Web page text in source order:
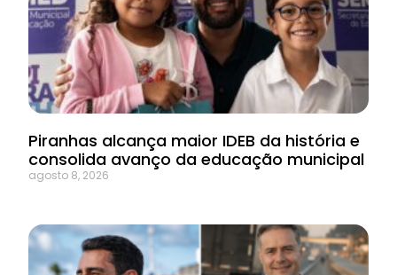
Piranhas alcança maior IDEB da história e
consolida avanço da educação municipal
agosto 8, 2026